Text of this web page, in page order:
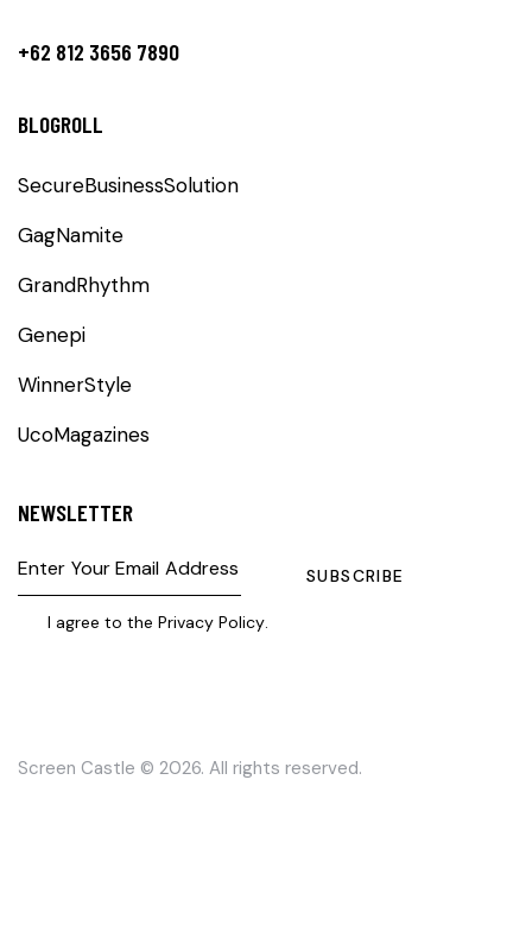
+62 812 3656 7890
BLOGROLL
SecureBusinessSolution
GagNamite
GrandRhythm
Genepi
WinnerStyle
UcoMagazines
NEWSLETTER
SUBSCRIBE
I agree to thePrivacy Policy.
Screen Castle © 2026. All rights reserved.